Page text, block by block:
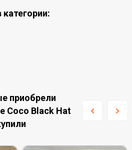
приобрели
Coco Black Hat